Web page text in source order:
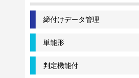
締付けデータ管理
単能形
判定機能付